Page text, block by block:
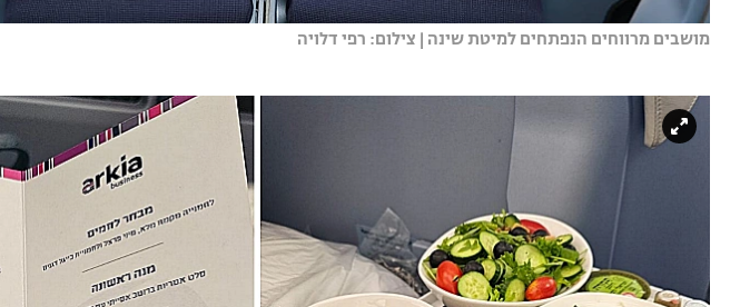
מושבים מרווחים הנפתחים למיטת שינה | צילום: רפי דלויה